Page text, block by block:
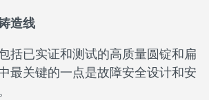
造线
括已实证和测试的高质量圆锭和扁
最关键的一点是故障安全设计和安